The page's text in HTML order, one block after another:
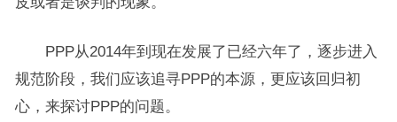
PPP从2014年到现在发展了已经六年了，逐步进入
规范阶段，我们应该追寻PPP的本源，更应该回归初
心，来探讨PPP的问题。